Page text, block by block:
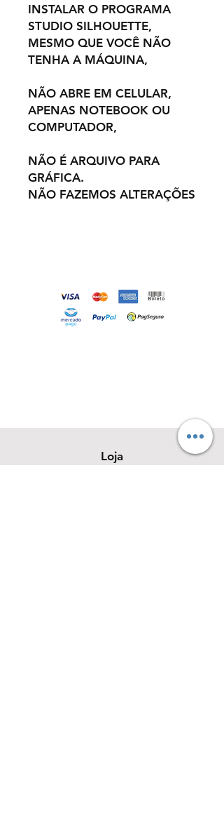
INSTALAR O PROGRAMA
STUDIO SILHOUETTE,
MESMO QUE VOCÊ NÃO
TENHA A MÁQUINA,
NÃO ABRE EM CELULAR,
APENAS NOTEBOOK OU
COMPUTADOR,
NÃO É ARQUIVO PARA
GRÁFICA.
NÃO FAZEMOS ALTERAÇÕES
Loja